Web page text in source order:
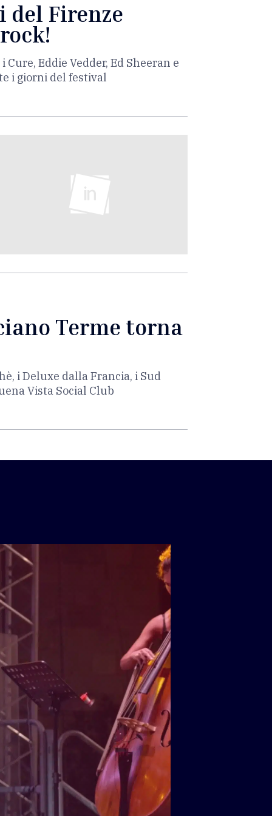
Firenze
Eddie Vedder, Ed Sheeran e
i giorni del festival
Terme torna
i Deluxe dalla Francia, i Sud
Vista Social Club